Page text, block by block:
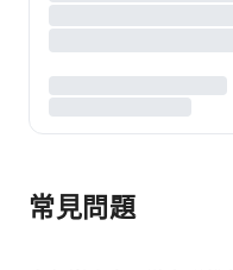
常見問題